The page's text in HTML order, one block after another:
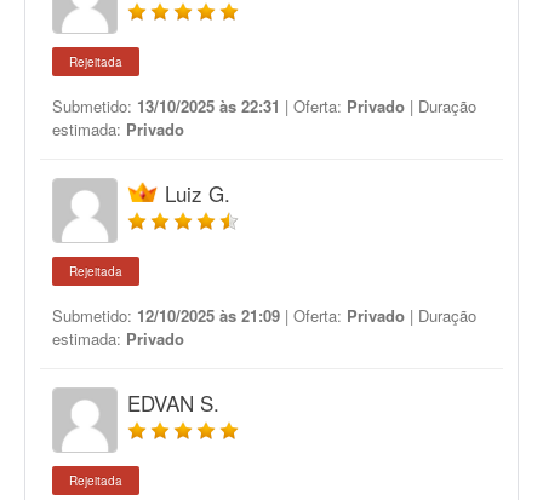
Rejeitada
Submetido: 13/10/2025 às 22:31 | Oferta: Privado | Duração
estimada: Privado
Luiz G.
Rejeitada
Submetido: 12/10/2025 às 21:09 | Oferta: Privado | Duração
estimada: Privado
EDVAN S.
Rejeitada